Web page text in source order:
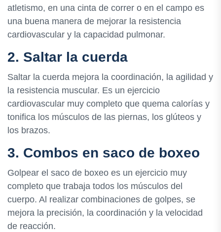
atletismo, en una cinta de correr o en el campo es
una buena manera de mejorar la resistencia
cardiovascular y la capacidad pulmonar.
2. Saltar la cuerda
Saltar la cuerda mejora la coordinación, la agilidad y
la resistencia muscular. Es un ejercicio
cardiovascular muy completo que quema calorías y
tonifica los músculos de las piernas, los glúteos y
los brazos.
3. Combos en saco de boxeo
Golpear el saco de boxeo es un ejercicio muy
completo que trabaja todos los músculos del
cuerpo. Al realizar combinaciones de golpes, se
mejora la precisión, la coordinación y la velocidad
de reacción.